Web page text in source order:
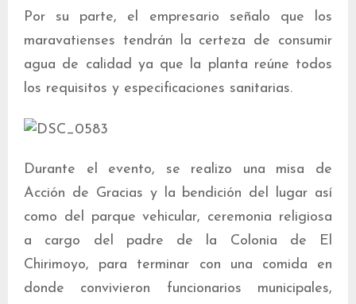
Por su parte, el empresario señalo que los
maravatienses tendrán la certeza de consumir
agua de calidad ya que la planta reúne todos
los requisitos y especificaciones sanitarias.
Durante el evento, se realizo una misa de
Acción de Gracias y la bendición del lugar así
como del parque vehicular, ceremonia religiosa
a cargo del padre de la Colonia de El
Chirimoyo, para terminar con una comida en
donde convivieron funcionarios municipales,